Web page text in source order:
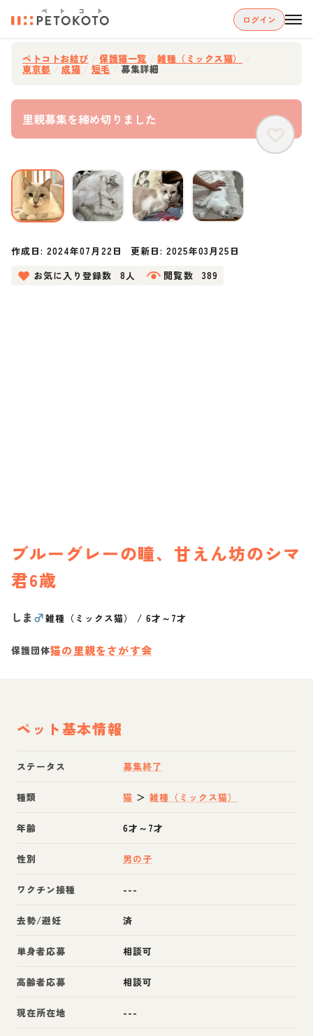
ログイン
ペトコトお結び 保護猫一覧 雑種（ミックス猫）
東京都 成猫 短毛 募集詳細
里親募集を締め切りました
作成日:2024年07月22日 更新日: 2025年03月25日
お気に入り登録数
8人 閲覧数 389
ブルーグレーの瞳、甘えん坊のシマ
君6歳
しま ♂雑種（ミックス猫） /6才～7才
保護団体猫の里親をさがす会
ペット基本情報
ステータス 募集終了
種類 猫 ＞雑種（ミックス猫）
年齢 6才～7才
性別 男の子
ワクチン接種 ---
去勢/避妊 済
単身者応募 相談可
高齢者応募 相談可
現在所在地 ---